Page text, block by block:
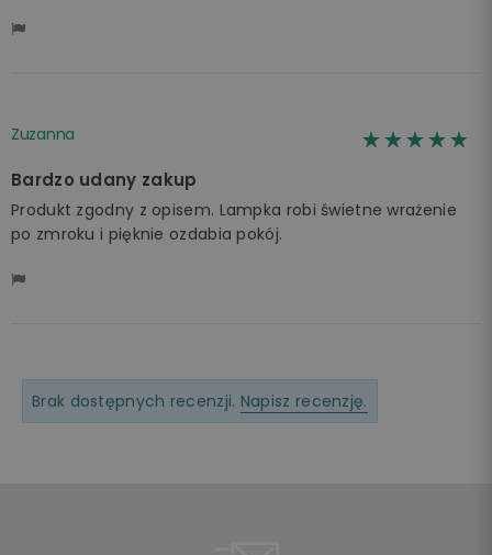
Zuzanna ☆☆☆☆☆
★★★★★
Bardzo udany zakup
Produkt zgodny z opisem. Lampka robi świetne wrażenie
po zmroku i pięknie ozdabia pokój.
Brak dostępnych recenzji. Napisz recenzję.